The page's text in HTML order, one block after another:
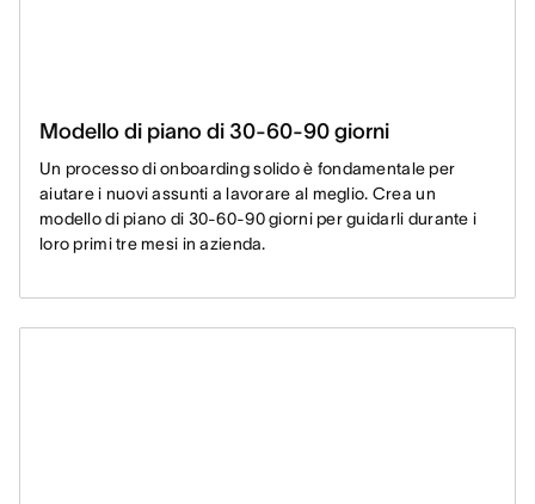
Modello di piano di 30-60-90 giorni
Un processo di onboarding solido è fondamentale per
aiutare i nuovi assunti a lavorare al meglio. Crea un
modello di piano di 30-60-90 giorni per guidarli durante i
loro primi tre mesi in azienda.